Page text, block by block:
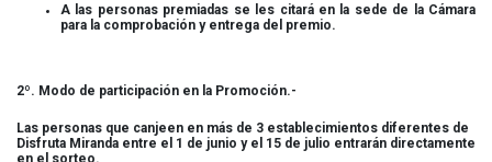
A las personas premiadas se les citará en la sede de la Cámara
para la comprobación y entrega del premio.
2º. Modo de participación en la Promoción.-
Las personas que canjeen en más de 3 establecimientos diferentes de
Disfruta Miranda entre el 1 de junio y el 15 de julio entrarán directamente
en el sorteo.